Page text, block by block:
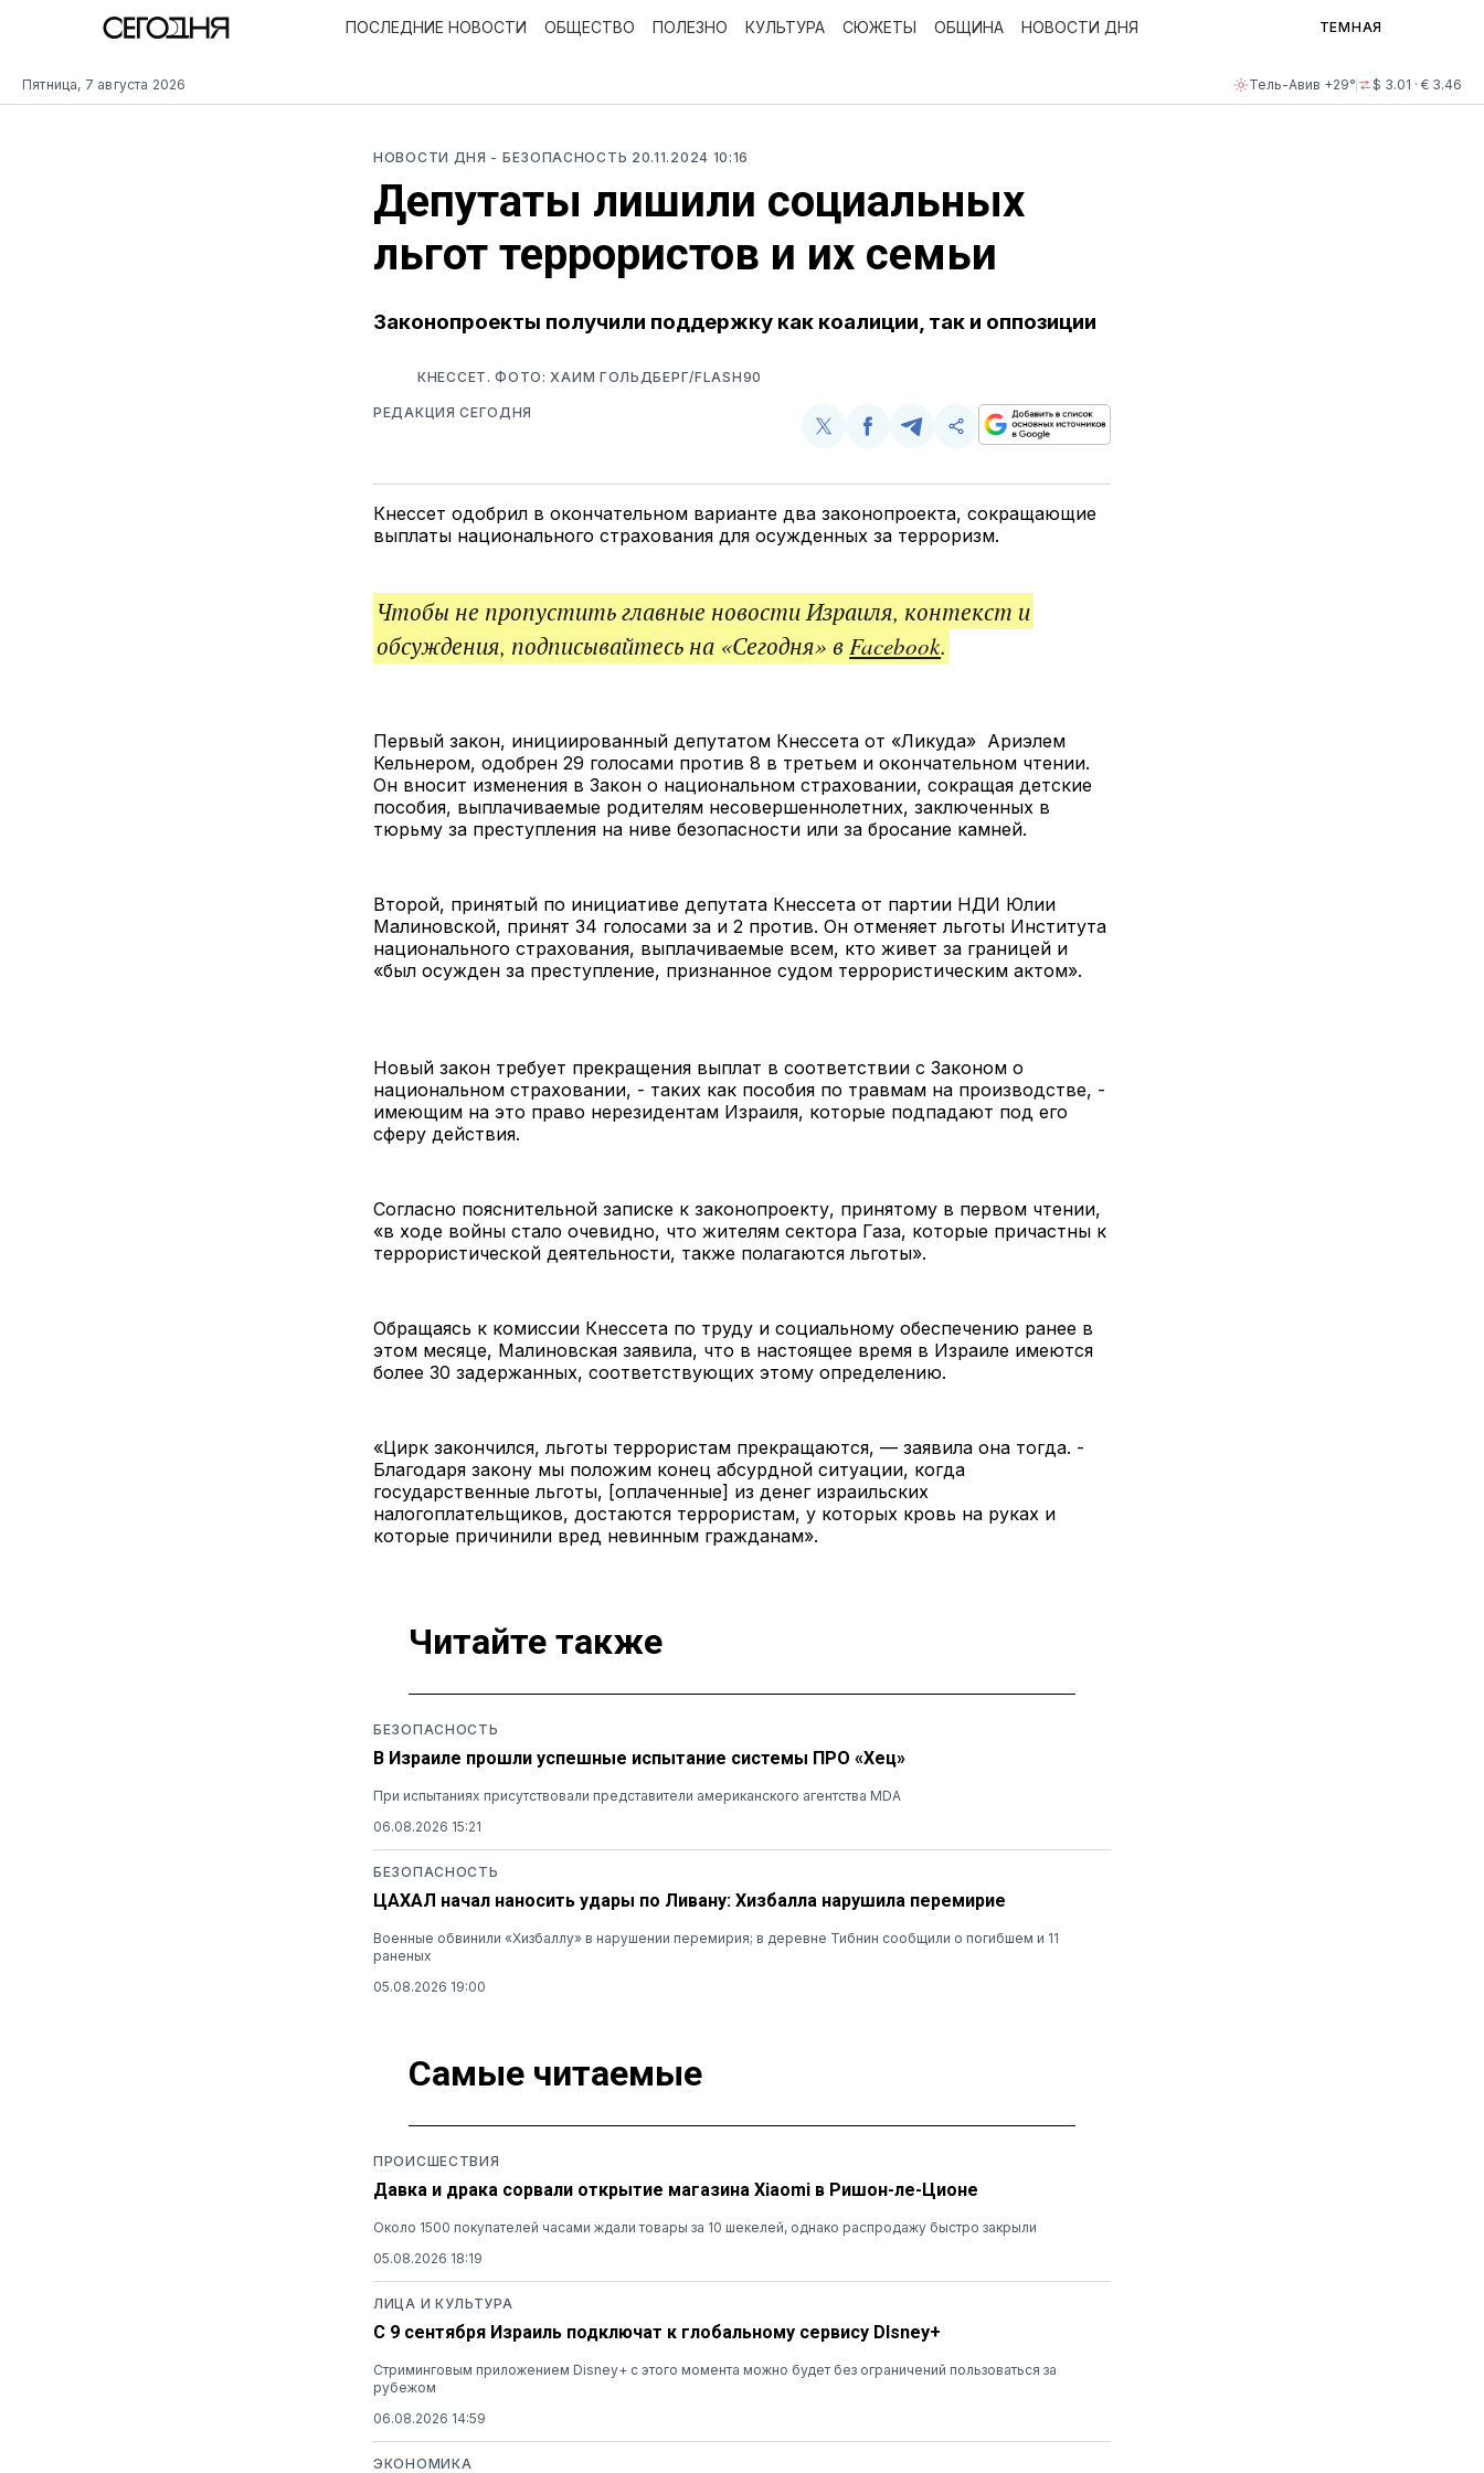
Пятница, 7 августа 2026 Тель-Авив +29° $ 3.01 · € 3.46
ПОСЛЕДНИЕ НОВОСТИ ОБЩЕСТВО ПОЛЕЗНО КУЛЬТУРА СЮЖЕТЫ ОБЩИНА НОВОСТИ ДНЯ ТЕМНАЯ
НОВОСТИ ДНЯ - БЕЗОПАСНОСТЬ 20.11.2024 10:16
Депутаты лишили социальных
льгот террористов и их семьи
Законопроекты получили поддержку как коалиции, так и оппозиции
КНЕССЕТ. ФОТО: ХАИМ ГОЛЬДБЕРГ/FLASH90
РЕДАКЦИЯ СЕГОДНЯ
Поделиться
Twitter
Поделиться
Facebook
Поделиться
Telegram
Скопируйте
поделитесь
Кнессет одобрил в окончательном варианте два законопроекта, сокращающие
выплаты национального страхования для осужденных за терроризм.
Чтобы не пропустить главные новости Израиля, контекст и
обсуждения, подписывайтесь на «Сегодня» вFacebook.
Первый закон, инициированный депутатом Кнессета от «Ликуда» Ариэлем
Кельнером, одобрен 29 голосами против 8 в третьем и окончательном чтении.
Он вносит изменения в Закон о национальном страховании, сокращая детские
пособия, выплачиваемые родителям несовершеннолетних, заключенных в
тюрьму за преступления на ниве безопасности или за бросание камней.
Второй, принятый по инициативе депутата Кнессета от партии НДИ Юлии
Малиновской, принят 34 голосами за и 2 против. Он отменяет льготы Института
национального страхования, выплачиваемые всем, кто живет за границей и
«был осужден за преступление, признанное судом террористическим актом».
Новый закон требует прекращения выплат в соответствии с Законом о
национальном страховании, - таких как пособия по травмам на производстве, -
имеющим на это право нерезидентам Израиля, которые подпадают под его
сферу действия.
Согласно пояснительной записке к законопроекту, принятому в первом чтении,
«в ходе войны стало очевидно, что жителям сектора Газа, которые причастны к
террористической деятельности, также полагаются льготы».
Обращаясь к комиссии Кнессета по труду и социальному обеспечению ранее в
этом месяце, Малиновская заявила, что в настоящее время в Израиле имеются
более 30 задержанных, соответствующих этому определению.
«Цирк закончился, льготы террористам прекращаются, — заявила она тогда. -
Благодаря закону мы положим конец абсурдной ситуации, когда
государственные льготы, [оплаченные] из денег израильских
налогоплательщиков, достаются террористам, у которых кровь на руках и
которые причинили вред невинным гражданам».
Читайте также
БЕЗОПАСНОСТЬ
В Израиле прошли успешные испытание системы ПРО «Хец»
При испытаниях присутствовали представители американского агентства MDA
06.08.2026 15:21
БЕЗОПАСНОСТЬ
ЦАХАЛ начал наносить удары по Ливану: Хизбалла нарушила перемирие
Военные обвинили «Хизбаллу» в нарушении перемирия; в деревне Тибнин сообщили о погибшем и 11
раненых
05.08.2026 19:00
Самые читаемые
ПРОИСШЕСТВИЯ
Давка и драка сорвали открытие магазина Xiaomi в Ришон-ле-Ционе
Около 1500 покупателей часами ждали товары за 10 шекелей, однако распродажу быстро закрыли
05.08.2026 18:19
ЛИЦА И КУЛЬТУРА
С 9 сентября Израиль подключат к глобальному сервису DIsney+
Стриминговым приложением Disney+ с этого момента можно будет без ограничений пользоваться за
рубежом
06.08.2026 14:59
ЭКОНОМИКА